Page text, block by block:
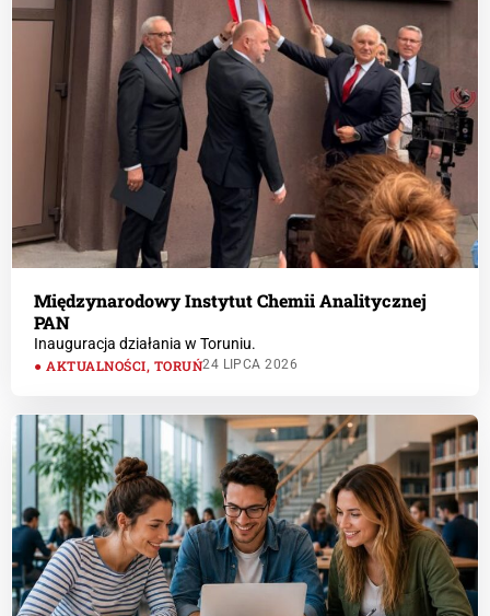
Międzynarodowy Instytut Chemii Analitycznej
PAN
Inauguracja działania w Toruniu.
AKTUALNOŚCI, TORUŃ24 LIPCA 2026